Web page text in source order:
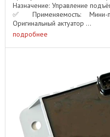
Назначение: Управление
✅ Применяемость: Мини-
Оригинальный актуатор ...
подробнее